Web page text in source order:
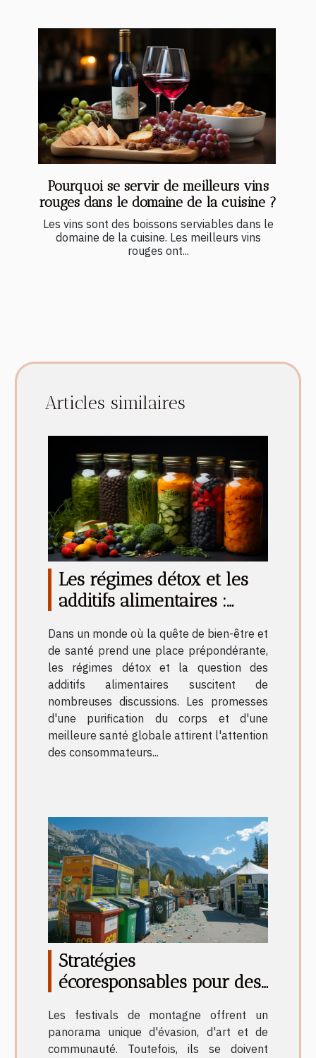
Pourquoi se servir de meilleurs vins
rouges dans le domaine de la cuisine ?
Les vins sont des boissons serviables dans le
domaine de la cuisine. Les meilleurs vins
rouges ont...
Articles similaires
Les régimes détox et les
additifs alimentaires :
Dans un monde où la quête de bien-être et
de santé prend une place prépondérante,
les régimes détox et la question des
additifs alimentaires suscitent de
nombreuses discussions. Les promesses
d'une purification du corps et d'une
meilleure santé globale attirent l'attention
des consommateurs...
Stratégies
écoresponsables pour des
Les festivals de montagne offrent un
panorama unique d'évasion, d'art et de
communauté. Toutefois, ils se doivent